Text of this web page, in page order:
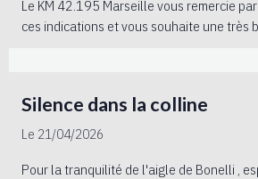
Le KM 42.195 Marseille vous remercie
ces indications et vous souhaite une très
Silence dans la colline
Le 21/04/2026
Pour la tranquilité de l'aigle de Bonelli ,